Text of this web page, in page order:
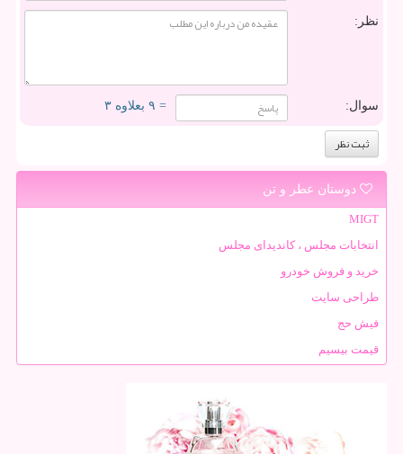
نظر:
سوال: = ۹ بعلاوه ۳
دوستان عطر و تن
MIGT
انتخابات مجلس ، کاندیدای مجلس
خرید و فروش خودرو
طراحی سایت
فیش حج
قیمت بیسیم